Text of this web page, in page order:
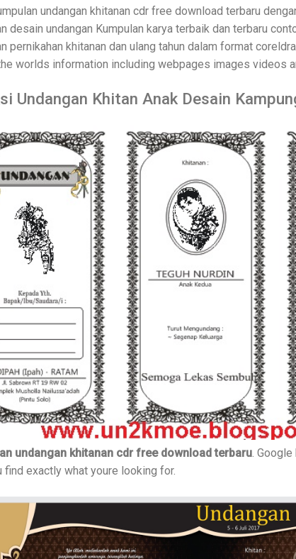
undangan khitanan cdr free download terbaru
desain undangan Kumpulan karya terbaik dan terbaru
pernikahan khitanan dan ulang tahun dalam format
worlds information including webpages images videos
Undangan Khitan Anak Desain
undangan khitanan cdr free download terbaru .
find exactly what youre looking for.